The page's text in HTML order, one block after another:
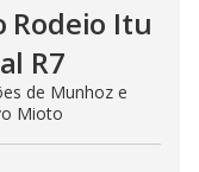
Rodeio Itu
R7
de Munhoz e
Mioto